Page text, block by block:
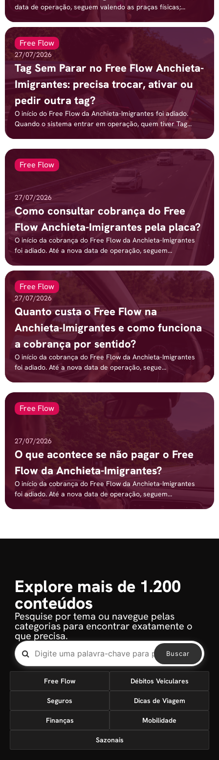
data de operação, seguem valendo as praças físicas;...
Free Flow
27/07/2026
Tag Sem Parar no Free Flow Anchieta-
Imigrantes: precisa trocar, ativar ou
pedir outra tag?
O início do Free Flow da Anchieta-Imigrantes foi adiado.
Quando o sistema entrar em operação, quem tiver Tag...
Free Flow
27/07/2026
Como consultar cobrança do Free
Flow Anchieta-Imigrantes pela placa?
O início da cobrança do Free Flow da Anchieta-Imigrantes
foi adiado. Até a nova data de operação, seguem...
Free Flow
27/07/2026
Quanto custa o Free Flow na
Anchieta-Imigrantes e como funciona
a cobrança por sentido?
O início da cobrança do Free Flow da Anchieta-Imigrantes
foi adiado. Até a nova data de operação, segue...
Free Flow
27/07/2026
O que acontece se não pagar o Free
Flow da Anchieta-Imigrantes?
O início da cobrança do Free Flow da Anchieta-Imigrantes
foi adiado. Até a nova data de operação, seguem...
Explore mais de 1.200
conteúdos
Pesquise por tema ou navegue pelas
categorias para encontrar exatamente o
que precisa.
Buscar
Free Flow Débitos Veiculares
Seguros Dicas de Viagem
Finanças Mobilidade
Sazonais